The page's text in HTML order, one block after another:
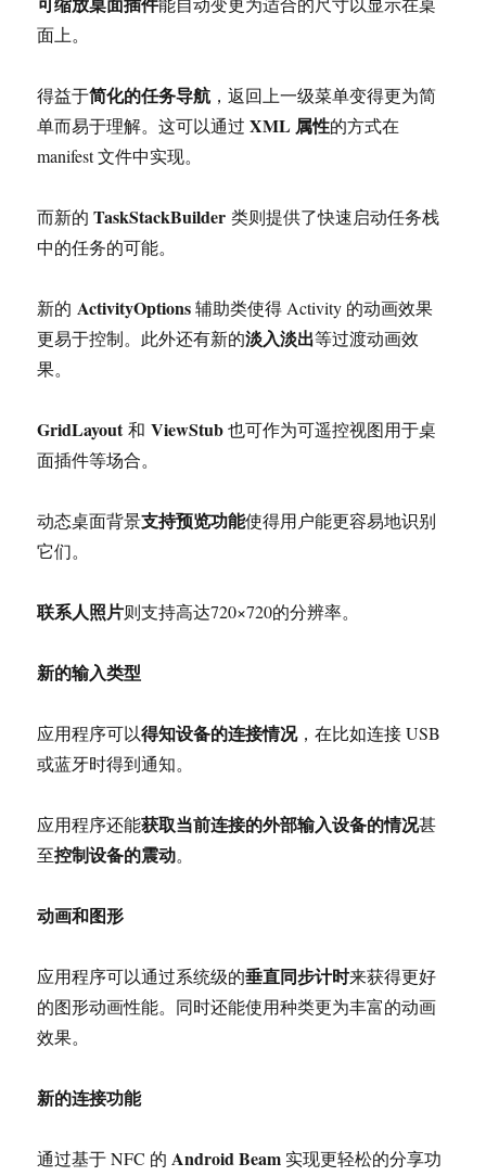
面上。
得益于简化的任务导航 ，返回上一级菜单变得更为简
单而易于理解。这可以通过XML 属性的方式在
manifest 文件中实现。
而新的TaskStackBuilder 类则提供了快速启动任务栈
中的任务的可能。
新的 ActivityOptions辅助类使得 Activity 的动画效果
更易于控制。此外还有新的淡入淡出等过渡动画效
果。
GridLayout和ViewStub也可作为可遥控视图用于桌
面插件等场合。
动态桌面背景支持预览功能使得用户能更容易地识别
它们。
联系人照片则支持高达720×720的分辨率。
新的输入类型
应用程序可以得知设备的连接情况，在比如连接 USB
或蓝牙时得到通知。
应用程序还能获取当前连接的外部输入设备的情况甚
至控制设备的震动。
动画和图形
应用程序可以通过系统级的垂直同步计时来获得更好
的图形动画性能。同时还能使用种类更为丰富的动画
效果。
新的连接功能
通过基于 NFC 的 Android Beam 实现更轻松的分享功